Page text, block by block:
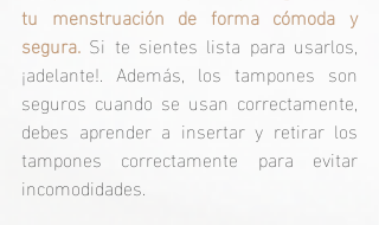
tu menstruación de forma cómoda y
segura. Si te sientes lista para usarlos,
¡adelante!. Además, los tampones son
seguros cuando se usan correctamente,
debes aprender a insertar y retirar los
tampones correctamente para evitar
incomodidades.